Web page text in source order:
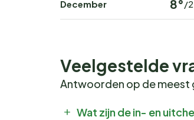
December 8°/
Veelgestelde
Antwoorden op de
Wat zijn de in- en